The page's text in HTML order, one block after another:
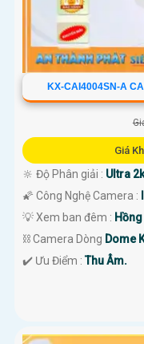
KX-CAI4004SN-A
Giá
🔆 Độ Phân giải : Ultra
🌠 Công Nghệ Camera :
💡 Xem ban đêm :
⛓ Camera Dòng Dome
️✔️ Ưu Điểm :Thu Âm.